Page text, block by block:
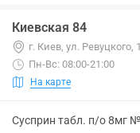
Киевская 84
г. Киев, ул.
Пн-Вс: 08:00-21:00
На карте
Сусприн табл. п/о 8мг